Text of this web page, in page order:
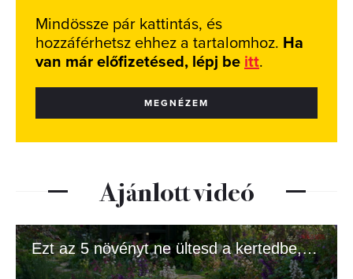
Mindössze pár kattintás, és
hozzáférhetsz ehhez a tartalomhoz. Ha
van már előfizetésed, lépj be itt.
MEGNÉZEM
Ajánlott videó
Ezt az 5 növényt ne ültesd a kertedbe, ha jót akarsz!